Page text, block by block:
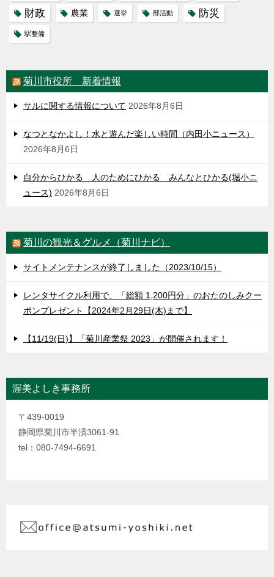
財政 農業 選挙 部活動 防災
駅整備
菊川市役所 新着情報
サルに関する情報について 2026年8月6日
なつとなかよし！水と遊んだ楽しい時間（内田小ニュース）
2026年8月6日
自分からひかる 人のためにひかる みんなとひかる(堀小ニ
ュース) 2026年8月6日
菊川の観光＆グルメ（菊川ナビ）
サイトメンテナンスが終了しました（2023/10/15）
レンタサイクル利用で、「総額 1,200円分」のおたのしみクー
ポンプレゼント【2024年2月29日(木)まで】
【11/19(日)】「菊川産業祭 2023」が開催されます！
渥美よしき事務所
〒439-0019
静岡県菊川市半済3061-91
tel：080-7494-6691